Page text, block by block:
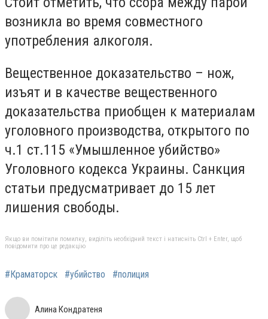
возникла во время совместного
употребления алкоголя.
Вещественное доказательство – нож,
изъят и в качестве вещественного
доказательства приобщен к материалам
уголовного производства, открытого по
ч.1 ст.115 «Умышленное убийство»
Уголовного кодекса Украины. Санкция
статьи предусматривает до 15 лет
лишения свободы.
Якщо ви помітили помилку, виділіть необхідний текст і натисніть Ctrl + Enter, щоб
повідомити про це редакцію
#Краматорск #убийство #полиция
Алина Кондратеня